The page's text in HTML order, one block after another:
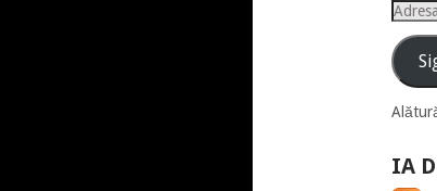
Adresa
email
IA